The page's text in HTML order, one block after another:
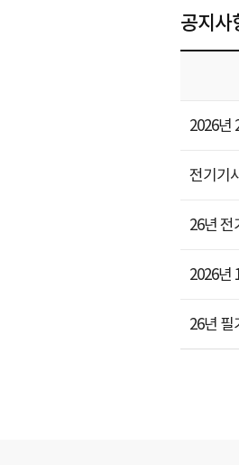
공지사
2026년
전기기
26년
2026년
26년